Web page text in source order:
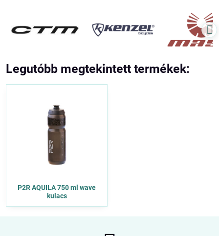
Legutóbb megtekintett termékek:
P2R AQUILA 750 ml wave
kulacs